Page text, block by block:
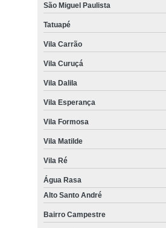
São Miguel Paulista
Tatuapé
Vila Carrão
Vila Curuçá
Vila Dalila
Vila Esperança
Vila Formosa
Vila Matilde
Vila Ré
Água Rasa
Alto Santo André
Bairro Campestre